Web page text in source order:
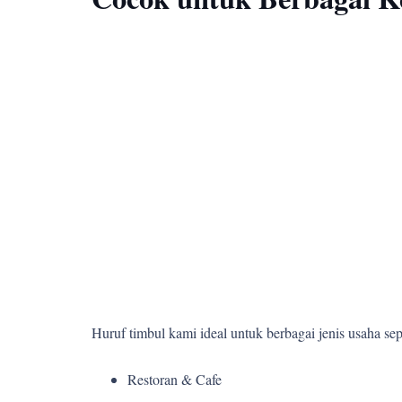
Huruf timbul kami ideal untuk berbagai jenis usaha
Restoran & Cafe